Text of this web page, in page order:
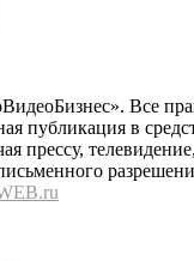
Все
публикация в
прессу,